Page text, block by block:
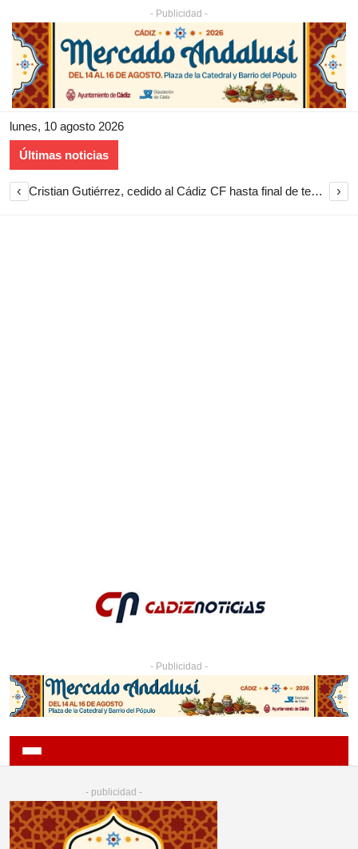
- Publicidad -
lunes, 10 agosto 2026
Últimas noticias
‹ Cristian Gutiérrez, cedido al Cádiz CF hasta final de temporada ›
- Publicidad -
- publicidad -